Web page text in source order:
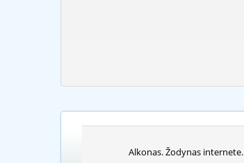
Alkonas. Žodynas internete.